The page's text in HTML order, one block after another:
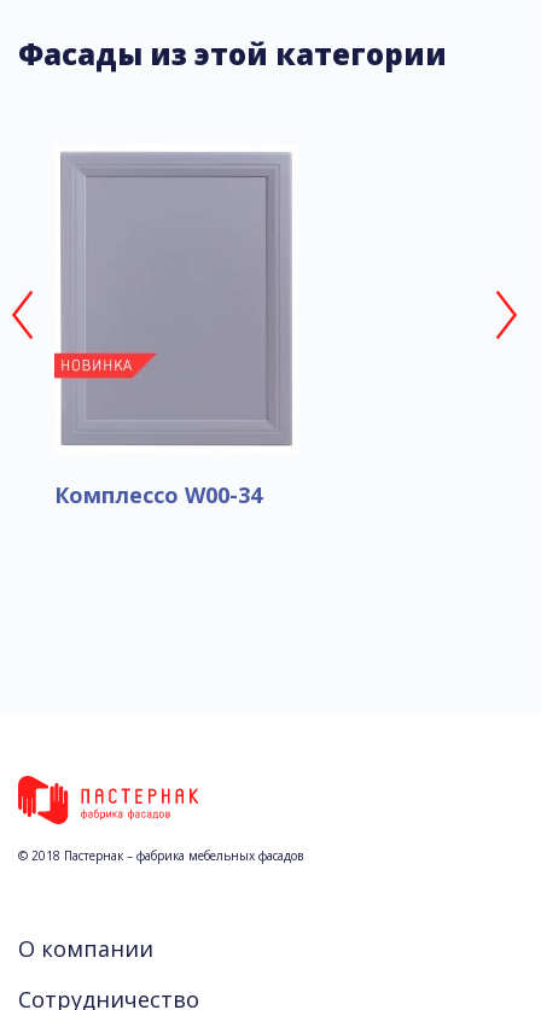
Фасады из этой категории
Комплессо W00-34
© 2018 Пастернак – фабрика мебельных фасадов
О компании
Сотрудничество